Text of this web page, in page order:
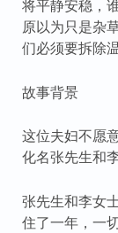
将平静安稳，
原以为只是杂
们必须要拆除
故事背景
这位夫妇不愿
化名张先生和李
张先生和李女
住了一年，一